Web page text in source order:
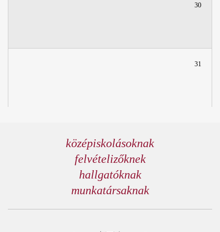
30
31
középiskolásoknak
felvételizőknek
hallgatóknak
munkatársaknak